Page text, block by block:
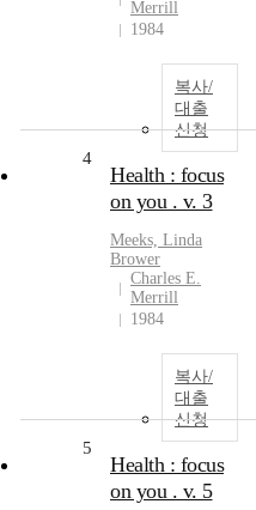
Merrill
1984
복사/
대출
신청
4
Health : focus
on you . v. 3
Meeks, Linda
Brower
Charles E.
Merrill
1984
복사/
대출
신청
5
Health : focus
on you . v. 5